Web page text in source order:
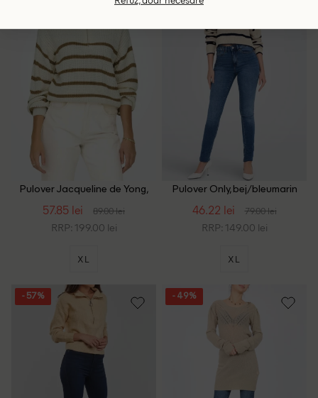
Pulover Jacqueline de Yong,
57.85 lei 89.00 lei
RRP: 199.00 lei
XL
- 41%
Pulover Only, bej/bleumarin
46.22 lei 79.00 lei
RRP: 149.00 lei
XL
- 57% - 49%